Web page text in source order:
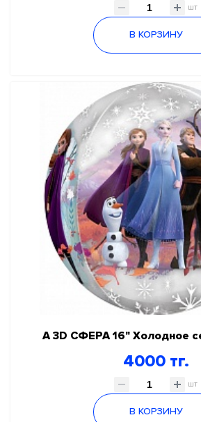
шт
В КОРЗИНУ
А 3D СФЕРА 16" Холодное
4000 тг.
шт
В КОРЗИНУ